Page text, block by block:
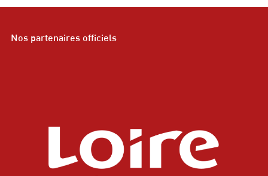
Nos partenaires officiels